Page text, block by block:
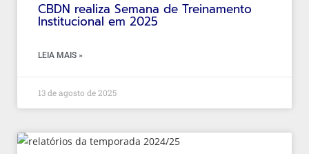
CBDN realiza Semana de Treinamento
Institucional em 2025
LEIA MAIS »
13 de agosto de 2025